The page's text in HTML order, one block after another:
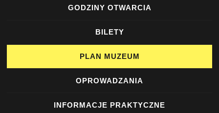
GODZINY OTWARCIA
BILETY
PLAN MUZEUM
OPROWADZANIA
INFORMACJE PRAKTYCZNE